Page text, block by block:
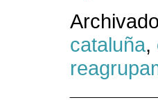
cataluña,